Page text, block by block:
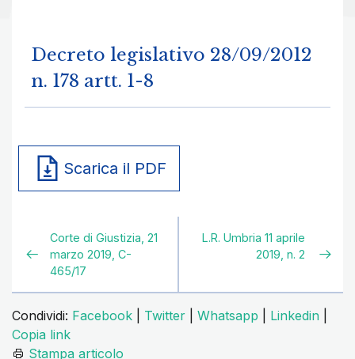
Decreto legislativo 28/09/2012
n. 178 artt. 1-8
Scarica il PDF
Corte di Giustizia, 21
marzo 2019, C-
465/17
L.R. Umbria 11 aprile
2019, n. 2
Condividi: Facebook Twitter Whatsapp Linkedin
Copia link
Stampa articolo